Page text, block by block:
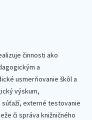
činnosti ako
a
usmerňovanie škôl a
výskum,
externé testovanie
či správa knižničného